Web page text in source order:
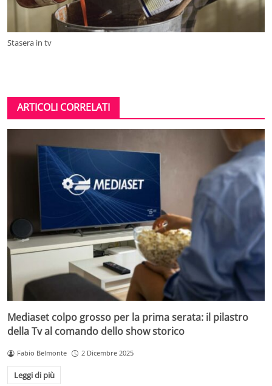
Stasera in tv
ARTICOLI CORRELATI
Mediaset colpo grosso per la prima serata: il pilastro
della Tv al comando dello show storico
Fabio Belmonte 2 Dicembre 2025
Leggi di più